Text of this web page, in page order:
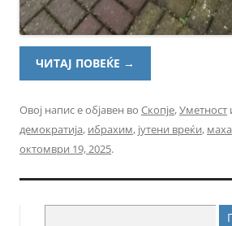
ЧИТАЈ ПОВЕЌЕ →
Овој напис е објавен во Скопје,Уметност
демократија, ибрахим, јутени вреќи,
октомври 19, 2025.